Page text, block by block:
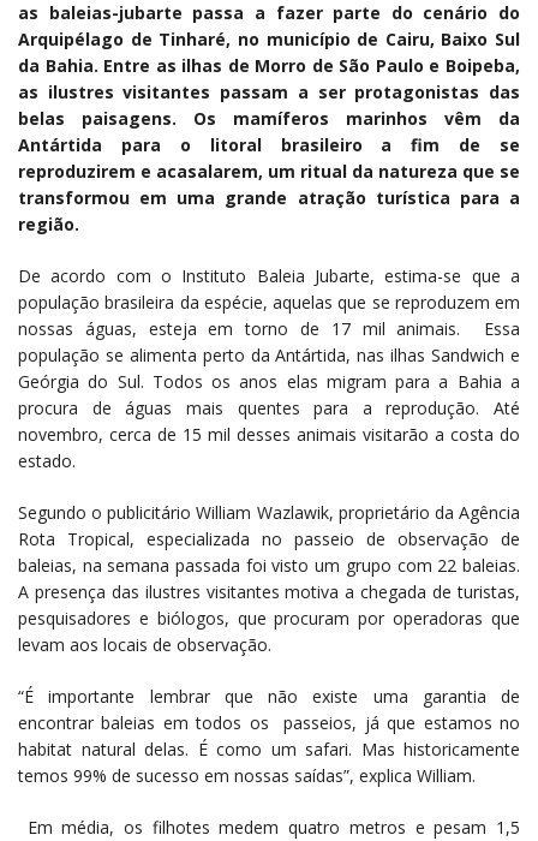
as baleias-jubarte passa a fazer parte do cenário do
Arquipélago de Tinharé, no município de Cairu, Baixo Sul
da Bahia. Entre as ilhas de Morro de São Paulo e Boipeba,
as ilustres visitantes passam a ser protagonistas das
belas paisagens. Os mamíferos marinhos vêm da
Antártida para o litoral brasileiro a fim de se
reproduzirem e acasalarem, um ritual da natureza que se
transformou em uma grande atração turística para a
região.
De acordo com o Instituto Baleia Jubarte, estima-se que a
população brasileira da espécie, aquelas que se reproduzem em
nossas águas, esteja em torno de 17 mil animais. Essa
população se alimenta perto da Antártida, nas ilhas Sandwich e
Geórgia do Sul. Todos os anos elas migram para a Bahia a
procura de águas mais quentes para a reprodução. Até
novembro, cerca de 15 mil desses animais visitarão a costa do
estado.
Segundo o publicitário William Wazlawik, proprietário da Agência
Rota Tropical, especializada no passeio de observação de
baleias, na semana passada foi visto um grupo com 22 baleias.
A presença das ilustres visitantes motiva a chegada de turistas,
pesquisadores e biólogos, que procuram por operadoras que
levam aos locais de observação.
“É importante lembrar que não existe uma garantia de
encontrar baleias em todos os passeios, já que estamos no
habitat natural delas. É como um safari. Mas historicamente
temos 99% de sucesso em nossas saídas”, explica William.
Em média, os filhotes medem quatro metros e pesam 1,5